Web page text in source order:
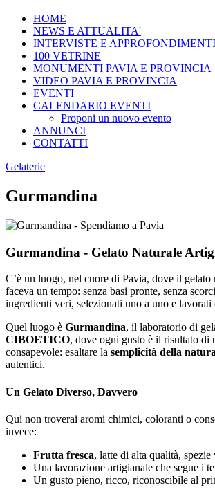
HOME
NEWS E ATTUALITA'
INTERVISTE E APPROFONDIMENTI
100 VETRINE
MONUMENTI PAVIA E PROVINCIA
VIDEO PAVIA E PROVINCIA
EVENTI
CALENDARIO EVENTI
Proponi un nuovo evento
ANNUNCI
CONTATTI
Gelaterie
Gurmandina
Gurmandina - Gelato Naturale
C’è un luogo, nel cuore di Pavia, dove il gelato
faceva un tempo: senza basi pronte, senza
ingredienti veri, selezionati uno a uno e lavorati
Quel luogo è Gurmandina, il laboratorio di
CIBOETICO, dove ogni gusto è il risultato di
consapevole: esaltare la semplicità della natura
autentici.
Un Gelato Diverso, Davvero
Qui non troverai aromi chimici, coloranti o
invece:
Frutta fresca, latte di alta qualità, spezie
Una lavorazione artigianale che segue i
Un gusto pieno, ricco, riconoscibile al